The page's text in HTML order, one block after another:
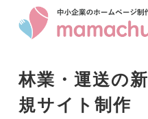
林業・運送の新
規サイト制作